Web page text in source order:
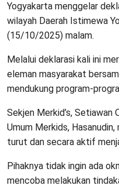
Yogyakarta menggelar
wilayah Daerah Istimewa
(15/10/2025) malam.
Melalui deklarasi kali ini
eleman masyarakat
mendukung program-
Sekjen Merkid’s, Setiawan
Umum Merkids,
turut dan secara aktif
Pihaknya tidak ingin ada
mencoba melakukan